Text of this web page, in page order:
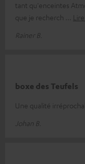
tant qu'enceintes
que je recherch
Rainer B.
boxe des Teufels
Une qualité
Johan B.